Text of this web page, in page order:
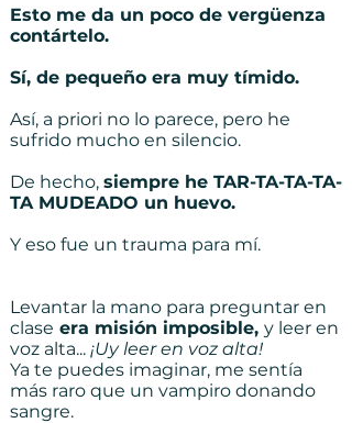
Esto me da un poco de vergüenza
contártelo.
Sí, de pequeño era muy tímido.
Así, a priori no lo parece, pero he
sufrido mucho en silencio.
De hecho, siempre he TAR-TA-TA-TA-
TA MUDEADO un huevo.
Y eso fue un trauma para mí.
Levantar la mano para preguntar en
clase era misión imposible, y leer en
voz alta... ¡Uy leer en voz alta!
Ya te puedes imaginar, me sentía
más raro que un vampiro donando
sangre.